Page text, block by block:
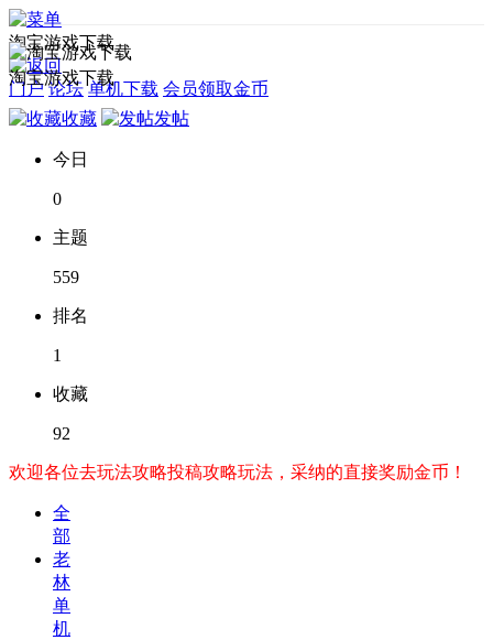
淘宝游戏下载
门户 论坛 单机下载 会员领取金币
淘宝游戏下载
收藏 发帖
今日
0
主题
559
排名
1
收藏
92
欢迎各位去玩法攻略投稿攻略玩法，采纳的直接奖励金币！
全
部
老
林
单
机